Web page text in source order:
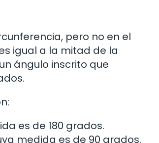
pero no en el
igual a la mitad de la
ángulo inscrito que
es de 180 grados.
medida es de 90 grados.